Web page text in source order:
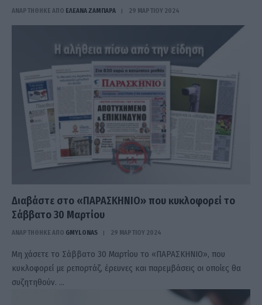
ΑΝΑΡΤΗΘΗΚΕ ΑΠΟ ΕΛΕΑΝΑ ΖΑΜΠΑΡΑ 29 ΜΑΡΤΊΟΥ 2024
Διαβάστε στο «ΠΑΡΑΣΚΗΝΙΟ» που κυκλοφορεί το
Σάββατο 30 Μαρτίου
ΑΝΑΡΤΗΘΗΚΕ ΑΠΟ GMYLONAS 29 ΜΑΡΤΊΟΥ 2024
Μη χάσετε το Σάββατο 30 Μαρτίου το «ΠΑΡΑΣΚΗΝΙΟ», που
κυκλοφορεί με ρεπορτάζ, έρευνες και παρεμβάσεις οι οποίες θα
συζητηθούν. …